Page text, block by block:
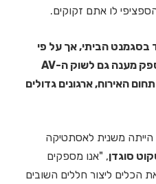
לו אתם זקוקים.
בסגמנט הביתי, אך על פי
אל-אקוסטיקס, הפתרון יכול לספק מענה גם לשוק ה-AV
האירוח, ארגונים גדולים
הייתה משנית לאסתטיקה
סוגדן, "אנו מספקים
הכלים ליצור חללים השובים